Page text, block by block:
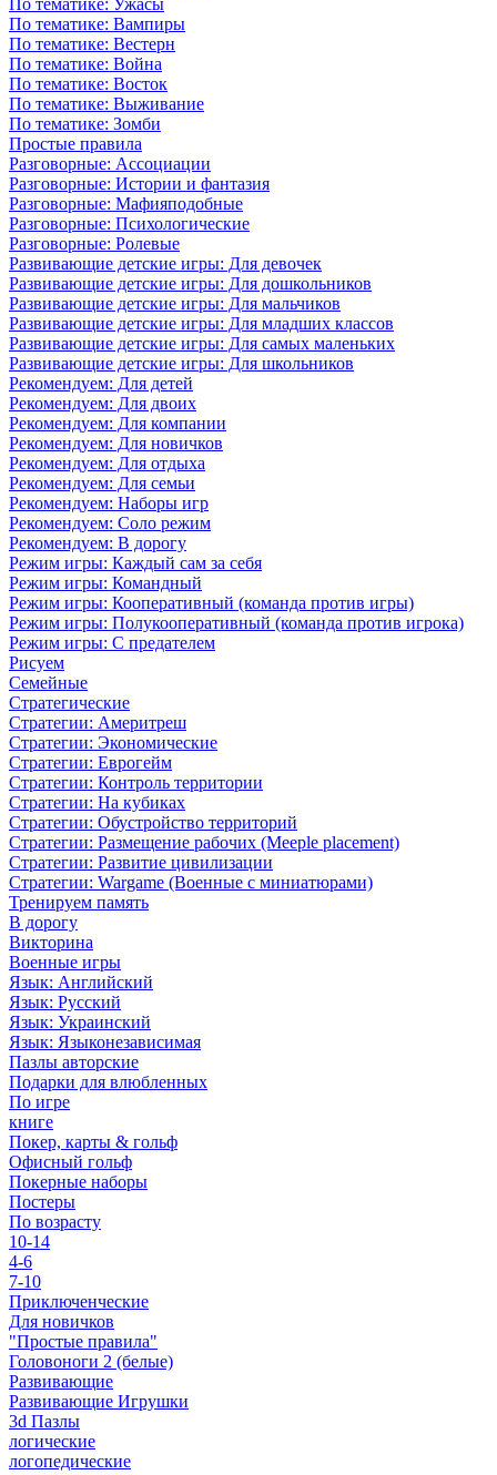
По тематике: Ужасы
По тематике: Вампиры
По тематике: Вестерн
По тематике: Война
По тематике: Восток
По тематике: Выживание
По тематике: Зомби
Простые правила
Разговорные: Ассоциации
Разговорные: Истории и фантазия
Разговорные: Мафияподобные
Разговорные: Психологические
Разговорные: Ролевые
Развивающие детские игры: Для девочек
Развивающие детские игры: Для дошкольников
Развивающие детские игры: Для мальчиков
Развивающие детские игры: Для младших классов
Развивающие детские игры: Для самых маленьких
Развивающие детские игры: Для школьников
Рекомендуем: Для детей
Рекомендуем: Для двоих
Рекомендуем: Для компании
Рекомендуем: Для новичков
Рекомендуем: Для отдыха
Рекомендуем: Для семьи
Рекомендуем: Наборы игр
Рекомендуем: Соло режим
Рекомендуем: В дорогу
Режим игры: Каждый сам за себя
Режим игры: Командный
Режим игры: Кооперативный (команда против игры)
Режим игры: Полукооперативный (команда против игрока)
Режим игры: С предателем
Рисуем
Семейные
Стратегические
Стратегии: Америтреш
Стратегии: Экономические
Стратегии: Еврогейм
Стратегии: Контроль территории
Стратегии: На кубиках
Стратегии: Обустройство территорий
Стратегии: Размещение рабочих (Meeple placement)
Стратегии: Развитие цивилизации
Стратегии: Wargame (Военные с миниатюрами)
Тренируем память
В дорогу
Викторина
Военные игры
Язык: Английский
Язык: Русский
Язык: Украинский
Язык: Языконезависимая
Пазлы авторские
Подарки для влюбленных
По игре
книге
Покер, карты & гольф
Офисный гольф
Покерные наборы
Постеры
По возрасту
10-14
4-6
7-10
Приключенческие
Для новичков
"Простые правила"
Головоноги 2 (белые)
Развивающие
Развивающие Игрушки
3d Пазлы
логические
логопедические